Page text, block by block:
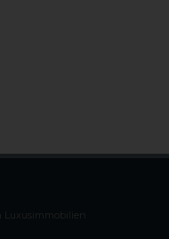
Luxusimmobilien